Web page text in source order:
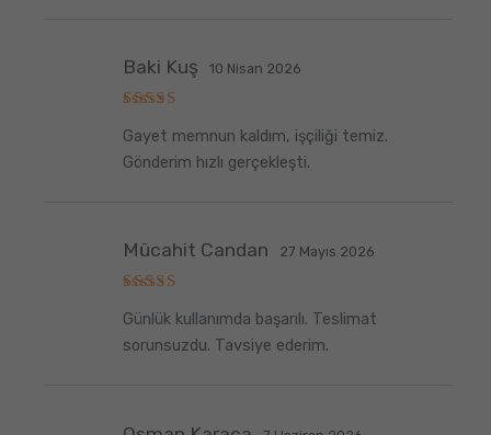
üzerinden
5 oy aldı
Baki Kuş 10 Nisan 2026
Gayet memnun kaldım, işçiliği temiz.
Gönderim hızlı gerçekleşti.
üzerinden
oy aldı
Mücahit Candan 27 Mayıs 2026
Günlük kullanımda başarılı. Teslimat
sorunsuzdu. Tavsiye ederim.